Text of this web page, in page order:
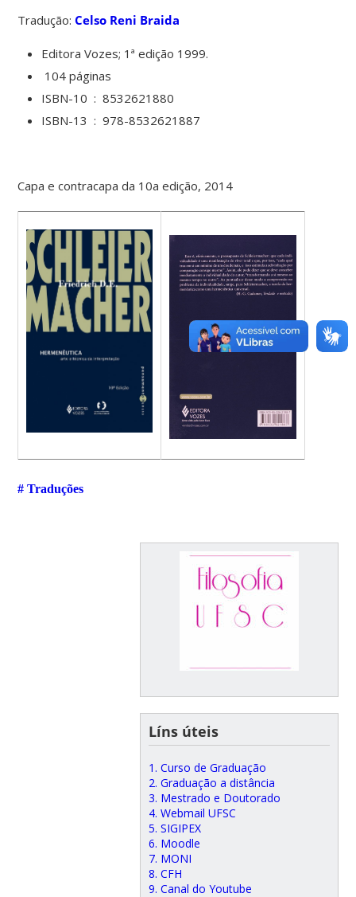
Tradução:Celso Reni Braida
Editora Vozes; 1ª edição 1999.
104 páginas
ISBN-10 ‏ : ‎8532621880
ISBN-13 ‏ : ‎978-8532621887
Capa e contracapa da 10a edição, 2014
# Traduções
Líns úteis
1. Curso de Graduação
2. Graduação a distância
3. Mestrado e Doutorado
4. Webmail UFSC
5. SIGIPEX
6. Moodle
7. MONI
8. CFH
9. Canal do Youtube